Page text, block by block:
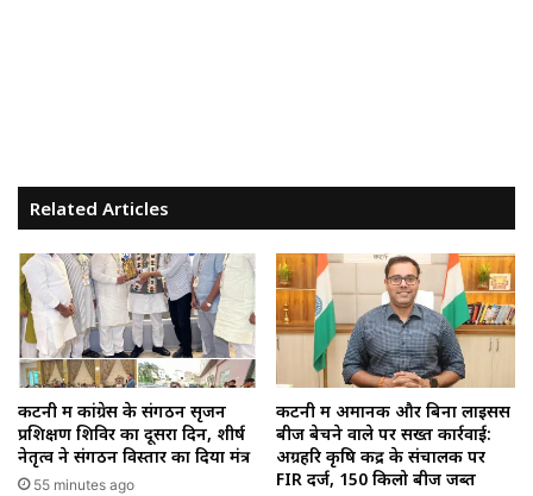
Related Articles
कटनी में कांग्रेस के संगठन सृजन
प्रशिक्षण शिविर का दूसरा दिन, शीर्ष
नेतृत्व ने संगठन विस्तार का दिया मंत्र
55 minutes ago
कटनी में अमानक और बिना लाइसेंस
बीज बेचने वाले पर सख्त कार्रवाई:
अग्रहरि कृषि केंद्र के संचालक पर
FIR दर्ज, 150 किलो बीज जब्त